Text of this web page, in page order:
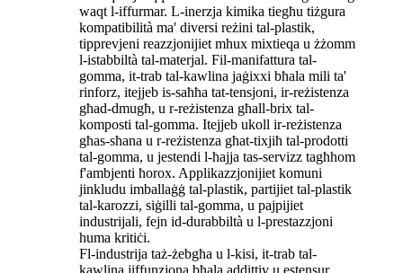
waqt l-iffurmar. L-inerzja kimika tiegħu tiżgura
kompatibilità ma' diversi reżini tal-plastik,
tipprevjeni reazzjonijiet mhux mixtieqa u żżomm
l-istabbiltà tal-materjal. Fil-manifattura tal-
gomma, it-trab tal-kawlina jaġixxi bħala mili ta'
rinforz, itejjeb is-saħħa tat-tensjoni, ir-reżistenza
għad-dmugħ, u r-reżistenza għall-brix tal-
komposti tal-gomma. Itejjeb ukoll ir-reżistenza
għas-sħana u r-reżistenza għat-tixjiħ tal-prodotti
tal-gomma, u jestendi l-ħajja tas-servizz tagħhom
f'ambjenti ħorox. Applikazzjonijiet komuni
jinkludu imballaġġ tal-plastik, partijiet tal-plastik
tal-karozzi, siġilli tal-gomma, u pajpijiet
industrijali, fejn id-durabbiltà u l-prestazzjoni
huma kritiċi.
Fl-industrija taż-żebgħa u l-kisi, it-trab tal-